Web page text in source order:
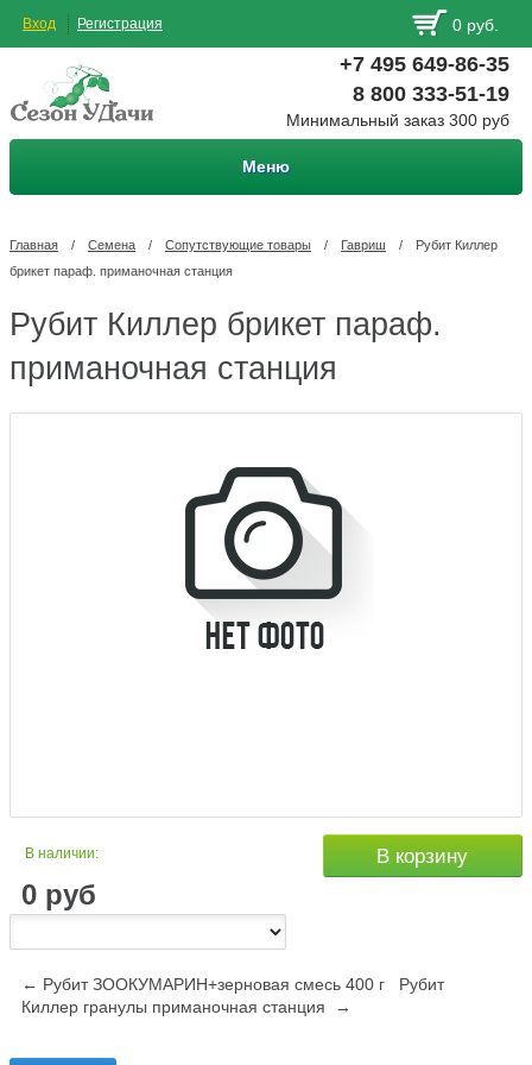
Вход Регистрация 0 руб.
+7 495 649-86-35
8 800 333-51-19
Минимальный заказ 300 руб
Меню
Главная / Семена / Сопутствующие товары / Гавриш /
Рубит Киллер
брикет параф. приманочная станция
Рубит Киллер брикет параф.
приманочная станция
В наличии:
0 руб
В корзину
← Рубит ЗООКУМАРИН+зерновая смесь 400 г
Рубит
Киллер гранулы приманочная станция →